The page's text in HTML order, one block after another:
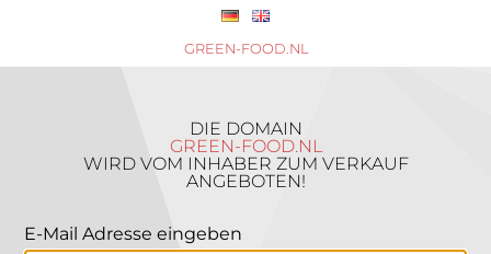
GREEN-FOOD.NL
DIE DOMAIN
GREEN-FOOD.NL
WIRD VOM INHABER ZUM VERKAUF
ANGEBOTEN!
E-Mail Adresse eingeben